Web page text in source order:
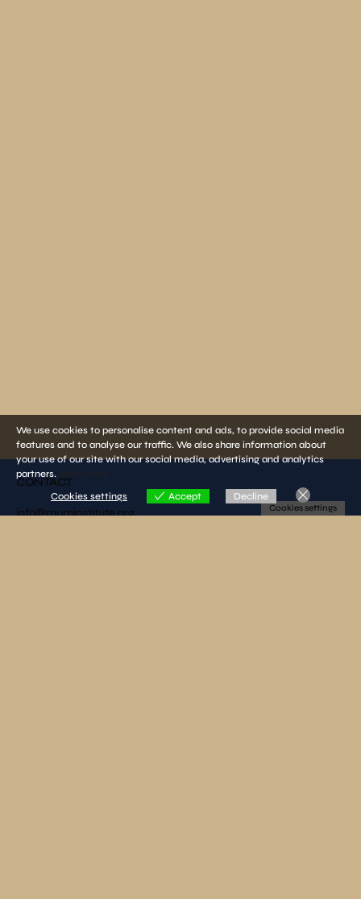
CONTACT
info@muminstitute.org
We use cookies to personalise content and ads, to provide social media
features and to analyse our traffic. We also share information about
your use of our site with our social media, advertising and analytics
partners.
Cookies settings
Accept Decline
Cookies settings